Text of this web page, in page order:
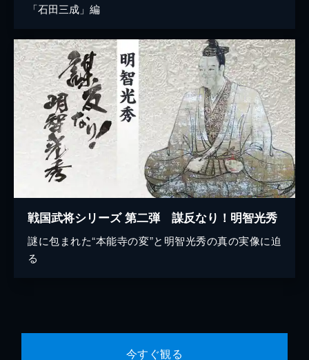
「石田三成」編
戦国武将シリーズ 第二弾 謀反なり！明智光秀
謎に包まれた“本能寺の変”と明智光秀の真の実像に迫
る
今すぐ観る